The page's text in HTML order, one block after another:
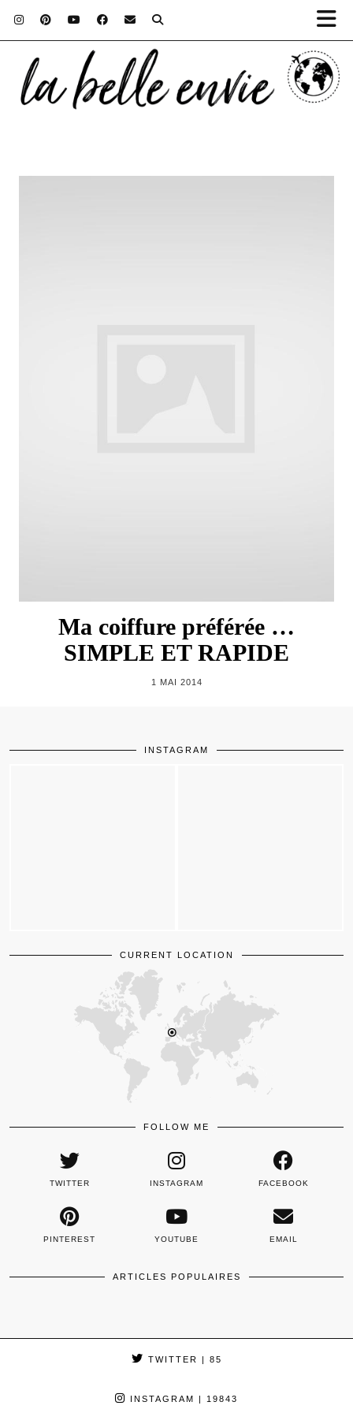
Ma coiffure préférée …
SIMPLE ET RAPIDE
1 MAI 2014
INSTAGRAM
CURRENT LOCATION
FOLLOW ME
TWITTER INSTAGRAM FACEBOOK
PINTEREST YOUTUBE EMAIL
ARTICLES POPULAIRES
TWITTER | 85
INSTAGRAM | 19843